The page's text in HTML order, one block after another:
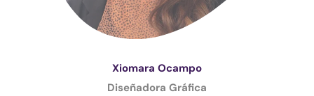
Xiomara Ocampo
Diseñadora Gráfica